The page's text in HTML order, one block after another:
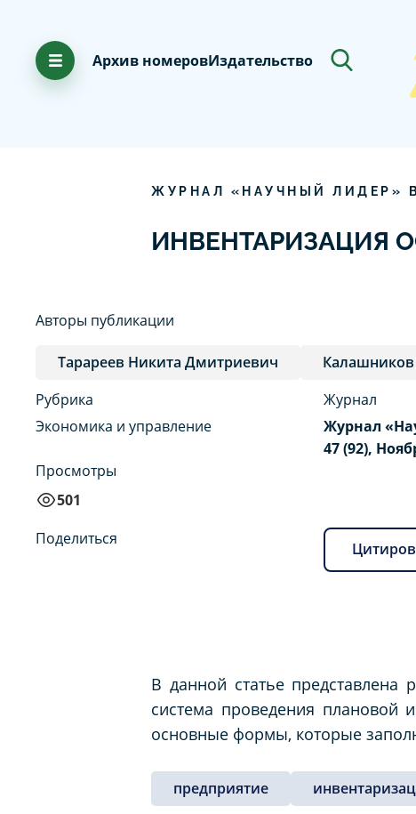
Архив номеровИздательство
ЖУРНАЛ «НАУЧНЫЙ ЛИДЕР»
ИНВЕНТАРИЗАЦИЯ
Авторы публикации
Тарареев Никита Дмитриевич
Рубрика
Экономика и управление
Просмотры
501
Журнал
Журнал
47 (92),
Поделиться
В данной статье представлена
система проведения плановой
основные формы, которые
предприятие